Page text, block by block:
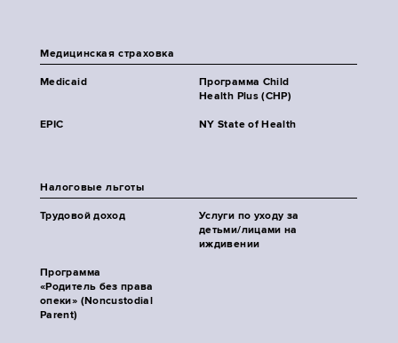
Медицинская страховка
Medicaid
Программа Child
Health Plus (CHP)
EPIC NY State of Health
Налоговые льготы
Трудовой доход
Услуги по уходу за
детьми/лицами на
иждивении
Программа
«Родитель без права
опеки» (Noncustodial
Parent)